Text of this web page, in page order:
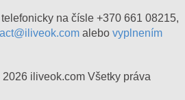
na čísle +370 661 08215,
alebo vyplnením
iliveok.com Všetky práva